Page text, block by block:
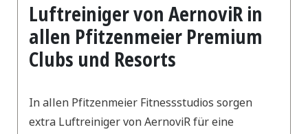
Luftreiniger von AernoviR in
allen Pfitzenmeier Premium
Clubs und Resorts
In allen Pfitzenmeier Fitnessstudios sorgen
extra Luftreiniger von AernoviR für eine